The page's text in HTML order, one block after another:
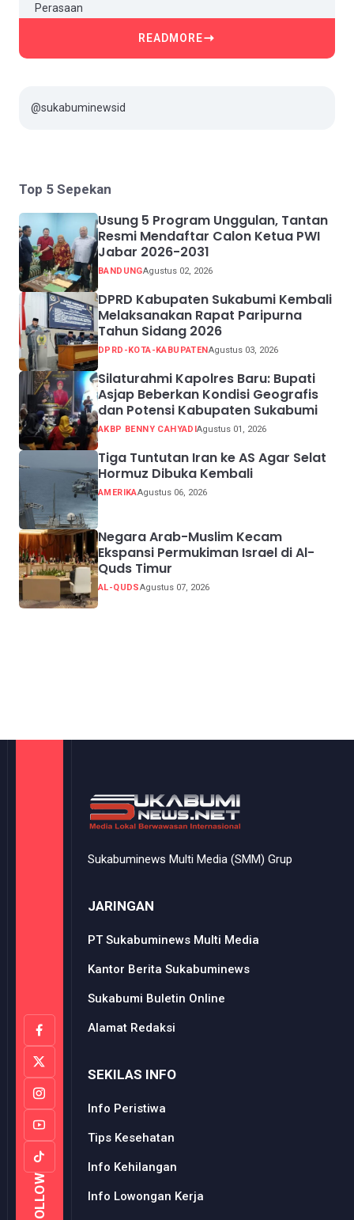
READMORE
@sukabuminewsid
Top 5 Sepekan
Usung 5 Program Unggulan, Tantan
Resmi Mendaftar Calon Ketua PWI
Jabar 2026-2031
BANDUNGAgustus 02, 2026
DPRD Kabupaten Sukabumi Kembali
Melaksanakan Rapat Paripurna
Tahun Sidang 2026
DPRD-KOTA-KABUPATENAgustus 03, 2026
Silaturahmi Kapolres Baru: Bupati
Asjap Beberkan Kondisi Geografis
dan Potensi Kabupaten Sukabumi
AKBP BENNY CAHYADIAgustus 01, 2026
Tiga Tuntutan Iran ke AS Agar Selat
Hormuz Dibuka Kembali
AMERIKAAgustus 06, 2026
Negara Arab-Muslim Kecam
Ekspansi Permukiman Israel di Al-
Quds Timur
AL-QUDSAgustus 07, 2026
FOLLOW
Sukabuminews Multi Media (SMM) Grup
JARINGAN
PT Sukabuminews Multi Media
Kantor Berita Sukabuminews
Sukabumi Buletin Online
Alamat Redaksi
SEKILAS INFO
Info Peristiwa
Tips Kesehatan
Info Kehilangan
Info Lowongan Kerja